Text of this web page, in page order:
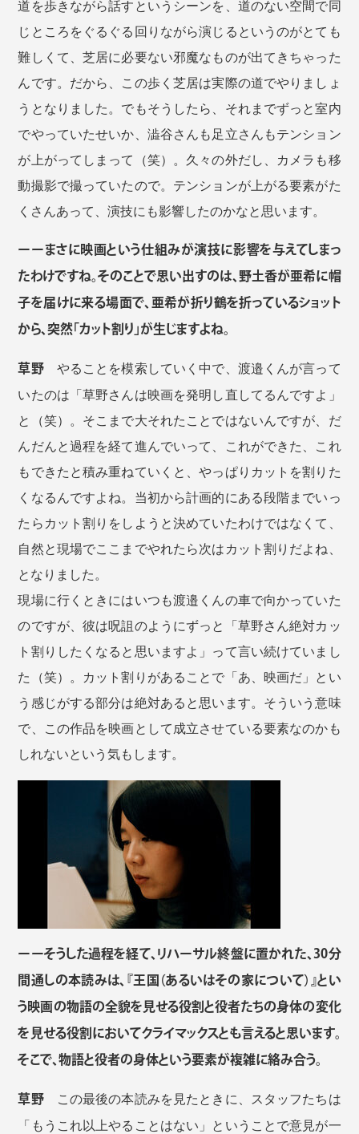
道を歩きながら話すというシーンを、道のない空間で同
じところをぐるぐる回りながら演じるというのがとても
難しくて、芝居に必要ない邪魔なものが出てきちゃった
んです。だから、この歩く芝居は実際の道でやりましょ
うとなりました。でもそうしたら、それまでずっと室内
でやっていたせいか、澁谷さんも足立さんもテンション
が上がってしまって（笑）。久々の外だし、カメラも移
動撮影で撮っていたので。テンションが上がる要素がた
くさんあって、演技にも影響したのかなと思います。
ーーまさに映画という仕組みが演技に影響を与えてしまっ
たわけですね。そのことで思い出すのは、野土香が亜希に帽
子を届けに来る場面で、亜希が折り鶴を折っているショット
から、突然「カット割り」が生じますよね。
草野やることを模索していく中で、渡邉くんが言って
いたのは「草野さんは映画を発明し直してるんですよ」
と（笑）。そこまで大それたことではないんですが、だ
んだんと過程を経て進んでいって、これができた、これ
もできたと積み重ねていくと、やっぱりカットを割りた
くなるんですよね。当初から計画的にある段階までいっ
たらカット割りをしようと決めていたわけではなくて、
自然と現場でここまでやれたら次はカット割りだよね、
となりました。
現場に行くときにはいつも渡邉くんの車で向かっていた
のですが、彼は呪詛のようにずっと「草野さん絶対カッ
ト割りしたくなると思いますよ」って言い続けていまし
た（笑）。カット割りがあることで「あ、映画だ」とい
う感じがする部分は絶対あると思います。そういう意味
で、この作品を映画として成立させている要素なのかも
しれないという気もします。
ーーそうした過程を経て、リハーサル終盤に置かれた、30分
間通しの本読みは、『王国（あるいはその家について）』とい
う映画の物語の全貌を見せる役割と役者たちの身体の変化
を見せる役割においてクライマックスとも言えると思います。
そこで、物語と役者の身体という要素が複雑に絡み合う。
草野この最後の本読みを見たときに、スタッフたちは
「もうこれ以上やることはない」ということで意見が一